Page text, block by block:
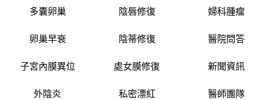
多囊卵巢
卵巢早衰
子宮內膜異位
外陰炎
陰唇修復
陰蒂修復
處女膜修復
私密漂紅
婦科腫瘤
醫院問答
新聞資訊
醫師團隊